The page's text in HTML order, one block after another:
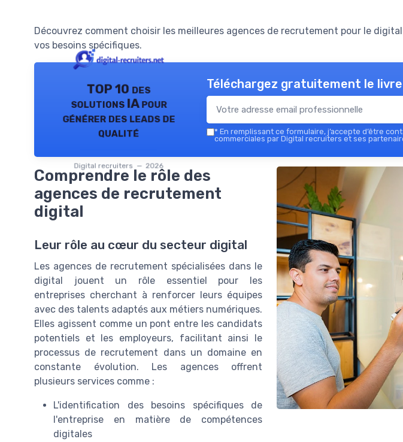
Découvrez comment choisir les meilleures agences de recrutement pour le
vos besoins spécifiques.
TOP 10 des
solutions IA pour
générer des leads de
qualité
Digital recruiters — 2026
Téléchargez gratuitement le
* En remplissant ce formulaire, j’accepte d’être
commerciales par Digital recruiters et ses
Comprendre le rôle des
agences de recrutement
digital
Leur rôle au cœur du secteur digital
Les agences de recrutement spécialisées dans le
digital jouent un rôle essentiel pour les
entreprises cherchant à renforcer leurs équipes
avec des talents adaptés aux métiers numériques.
Elles agissent comme un pont entre les candidats
potentiels et les employeurs, facilitant ainsi le
processus de recrutement dans un domaine en
constante évolution. Les agences offrent
plusieurs services comme :
L'identification des besoins spécifiques de
l'entreprise en matière de compétences
digitales